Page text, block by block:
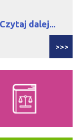
Czytaj dalej...
>>>